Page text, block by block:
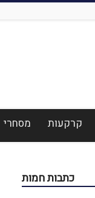
קרקעות מסחרי
כתבות חמות